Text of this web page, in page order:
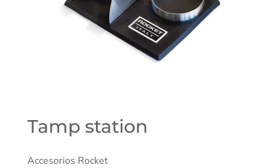
Tamp station
Accesorios Rocket